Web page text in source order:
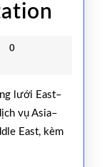
–
BIỂN)
Yang
Ming
Công
0
vụ Asia–
East, kèm